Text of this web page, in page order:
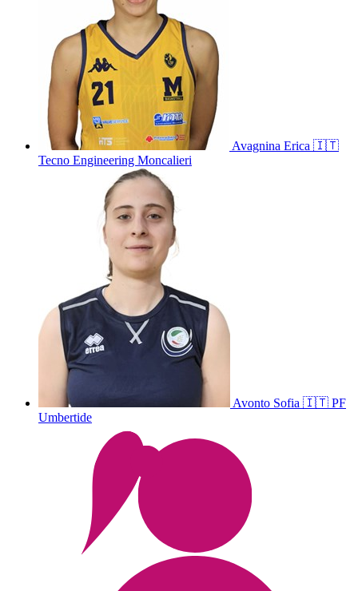
Avagnina Erica 🇮🇹
Tecno Engineering Moncalieri
Avonto Sofia 🇮🇹 PF
Umbertide